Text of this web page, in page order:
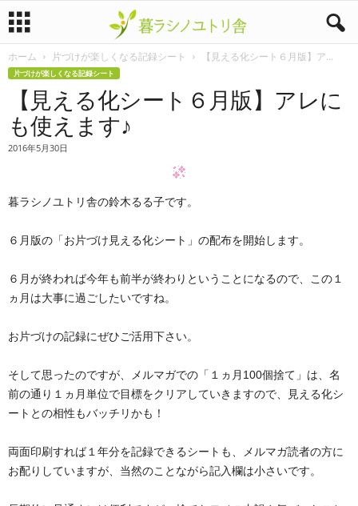
暮
ユ
ホーム 片づけが楽しくなる記録シート 【見える化シート６月版】ア...
片づけが楽しくなる記録シート
【見える化シート６月版】アレに
も使えます♪
2016年5月30日
暮ラシノユトリ舎の鈴木るる子です。
６月版の「お片づけ見える化シート」の配布を開始します。
６月が終われば今年も前半が終わりということになるので、この１
ヵ月は大事に過ごしたいですね。
お片づけの記録にぜひご活用下さい。
そして思ったのですが、メルマガでの「１ヵ月100個捨て」は、名
前の通り１ヵ月単位で目標をクリアしていきますので、見える化シ
ートとの相性もバッチリかも！
両面印刷すれば１年分を記録できるシートも、メルマガ読者の方に
お配りしていますが、当然のことながら記入欄は小さいです。